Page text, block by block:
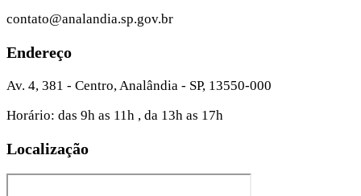
contato@analandia.sp.gov.br
Endereço
Av. 4, 381 - Centro, Analândia - SP, 13550-000
Horário: das 9h as 11h , da 13h as 17h
Localização